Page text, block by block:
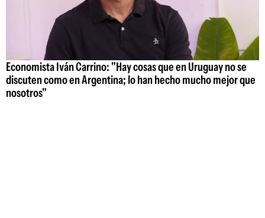
Economista Iván Carrino: "Hay cosas que en Uruguay no se
discuten como en Argentina; lo han hecho mucho mejor que
nosotros"